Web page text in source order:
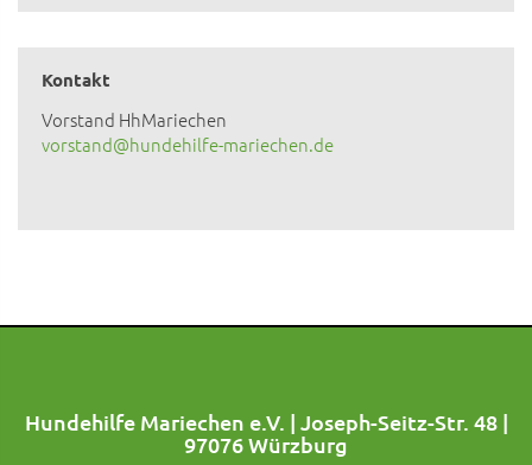
Kontakt
Vorstand HhMariechen
vorstand@hundehilfe-mariechen.de
Hundehilfe Mariechen e.V. | Joseph-Seitz-Str. 48 |
97076 Würzburg